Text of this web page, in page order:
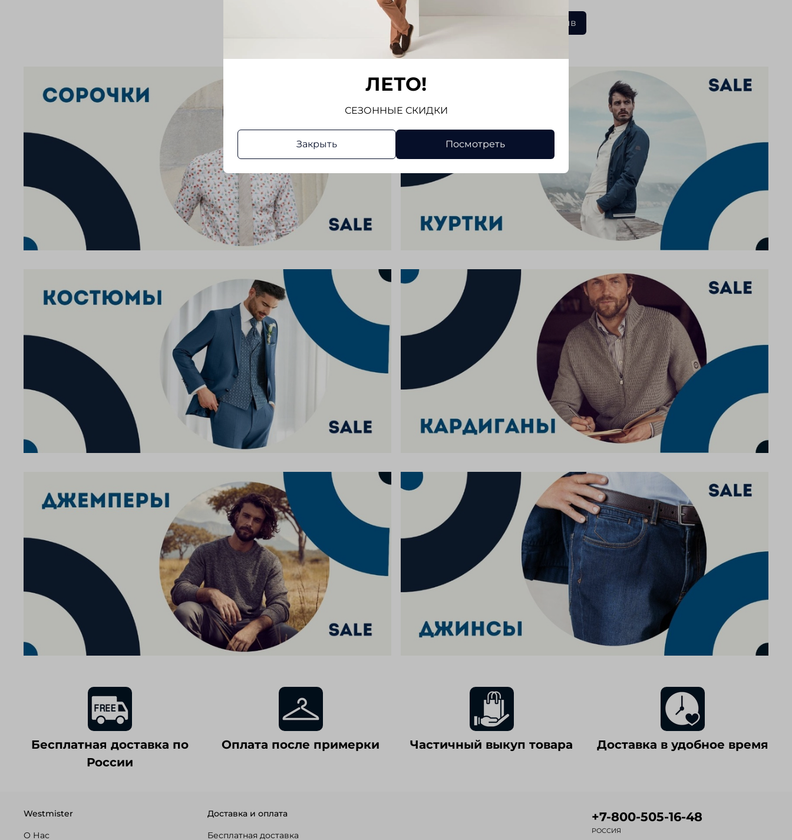
Написать отзыв
Бесплатная доставка по
России
Оплата после примерки Частичный выкуп товара Доставка в удобное время
Westmister
О Нас
Доставка и оплата
Бесплатная доставка
+7-800-505-16-48
РОССИЯ
ЛЕТО!
СЕЗОННЫЕ СКИДКИ
Закрыть Посмотреть